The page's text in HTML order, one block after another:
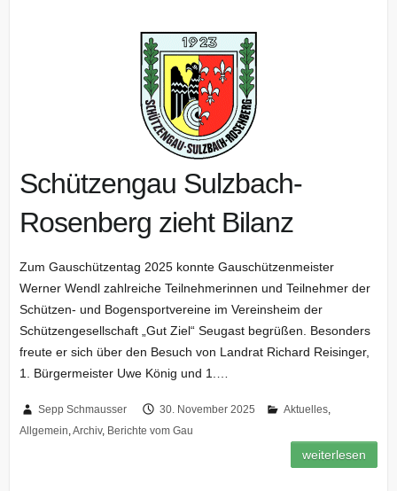
Schützengau Sulzbach-
Rosenberg zieht Bilanz
Zum Gauschützentag 2025 konnte Gauschützenmeister
Werner Wendl zahlreiche Teilnehmerinnen und Teilnehmer der
Schützen- und Bogensportvereine im Vereinsheim der
Schützengesellschaft „Gut Ziel“ Seugast begrüßen. Besonders
freute er sich über den Besuch von Landrat Richard Reisinger,
1. Bürgermeister Uwe König und 1.…
Sepp Schmausser 30. November 2025 Aktuelles,
Allgemein Archiv, Berichte vom Gau
weiterlesen